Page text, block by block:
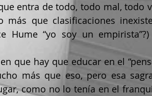
entra de todo, todo mal, todo
más que clasificaciones
Hume “yo soy un
más que eso, pero esa
como no lo tenía en el